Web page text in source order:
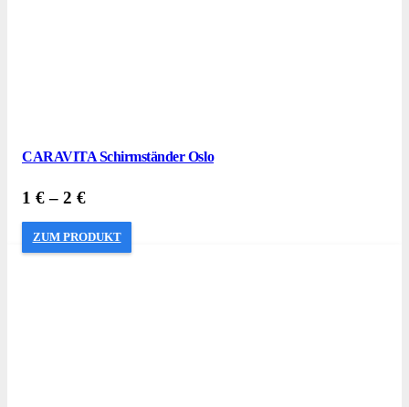
CARAVITA Schirmständer Oslo
1 €– 2 €
ZUM PRODUKT